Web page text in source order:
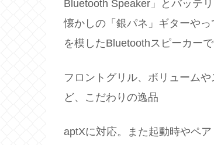
Bluetooth Speaker」とバッテ
懐かしの「銀パネ」ギターやっ
を模したBluetoothスピーカーで
フロントグリル、ボリューム
ど、こだわりの逸品
aptXに対応。また起動時やペ